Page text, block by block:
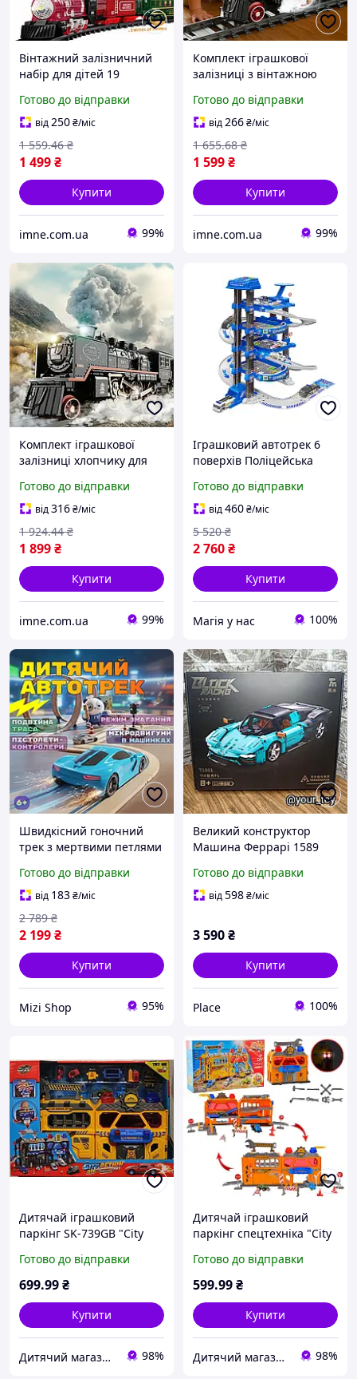
Вінтажний залізничний
набір для дітей 19
локомотив їде сам 3
вагони світло звук
Залізниця
Готово до відправки
від250₴/міс
1 499₴
1 559.46 ₴
Купити
imne.com.ua 99%
Комплект іграшкової
залізниці з вінтажною
локомотива для дітей 24
предмети 2 вагони світло
звук пар
Готово до відправки
від266₴/міс
1 599₴
1 655.68 ₴
Купити
imne.com.ua 99%
Комплект іграшкової
залізниці хлопчику для
локомотива 22 деталі
паровоз 3 вагони світло
звук пар
Готово до відправки
від316₴/міс
1 899₴
1 924.44 ₴
Купити
imne.com.ua 99%
Іграшковий автотрек 6
поверхів Поліцейська
події [78 шт.] магія
Готово до відправки
від460₴/міс
2 760₴
5 520 ₴
Купити
Магія у нас 100%
Швидкісний гоночний
трек з мертвими петлями
керуванням машинок
Готово до відправки
від 183₴/міс
2 199₴
2 789 ₴
Купити
Mizi Shop 95%
Великий конструктор
Машина Феррарі 1589
відкриваються )
Конструктор Спорткар ||
Готово до відправки
від598₴/міс
3 590₴
Купити
Place 100%
Дитячай іграшковий
паркінг SK-739GB "City
машинки у комплекті,
світло, звук валіза
Готово до відправки
699.99₴
Купити
Дитячий магазин СУПЕР МА_МА 98%
Дитячай іграшковий
паркінг спецтехніка "City
машинки у комплекті,
світло,звук
Готово до відправки
599.99₴
Купити
Дитячий магазин СУПЕР МА_МА 98%